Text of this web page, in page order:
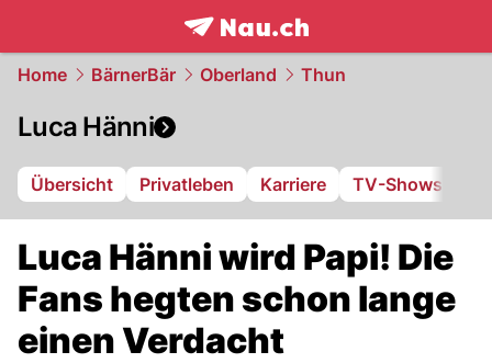
frontpage.NAU.ch
Home BärnerBär Oberland Thun
Luca Hänni
Übersicht Privatleben Karriere TV-Shows
Luca Hänni wird Papi! Die
Fans hegten schon lange
einen Verdacht